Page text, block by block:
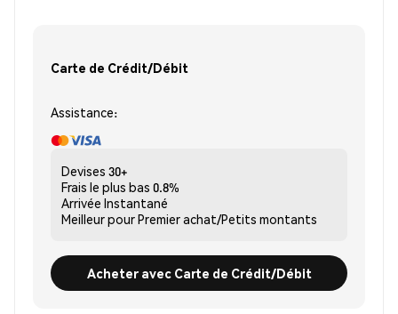
Carte de Crédit/Débit
Assistance:
Devises 30+
Frais le plus bas 0.8%
Arrivée Instantané
Meilleur pourPremier achat/Petits montants
Acheter avec Carte de Crédit/Débit